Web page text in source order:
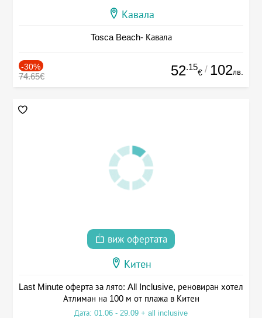
Кавала
Tosca Beach- Кавала
-30%
74.65€ 52.15
€ / 102лв.
виж офертата
Китен
Last Minute оферта за лято: All Inclusive, реновиран хотел
Атлиман на 100 м от плажа в Китен
Дата: 01.06 - 29.09 + all inclusive